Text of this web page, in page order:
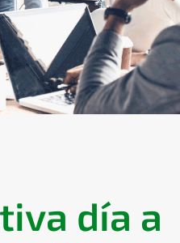
día a